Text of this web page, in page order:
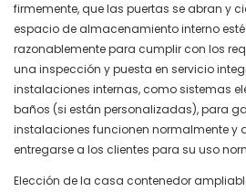
firmemente, que las puertas se abran y
espacio de almacenamiento interno
razonablemente para cumplir con los
una inspección y puesta en servicio
instalaciones internas, como sistemas
baños (si están personalizadas), para
instalaciones funcionen normalmente y
entregarse a los clientes para su uso
Elección de la casa contenedor